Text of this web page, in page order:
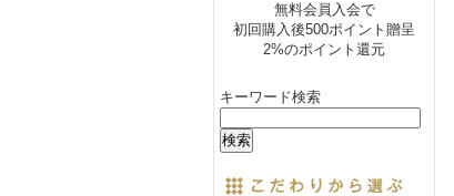
無料会員入会で
初回購入後500ポイント贈呈
2%のポイント還元
キーワード検索